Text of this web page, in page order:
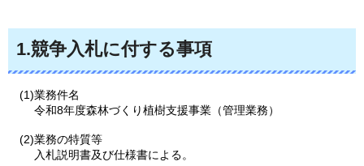
1.競争入札に付する事項
(1)業務件名
令和8年度森林づくり植樹支援事業（管理業務）
(2)業務の特質等
入札説明書及び仕様書による。